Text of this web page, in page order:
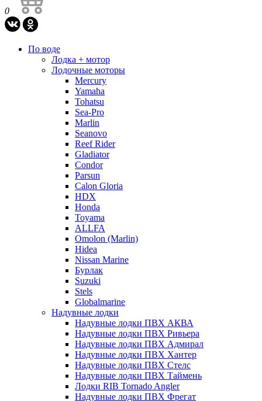
0
По воде
Лодка + мотор
Лодочные моторы
Mercury
Yamaha
Tohatsu
Sea-Pro
Marlin
Seanovo
Reef Rider
Gladiator
Condor
Parsun
Calon Gloria
HDX
Honda
Toyama
ALLFA
Omolon (Marlin)
Hidea
Nissan Marine
Бурлак
Suzuki
Stels
Globalmarine
Надувные лодки
Надувные лодки ПВХ АКВА
Надувные лодки ПВХ Ривьера
Надувные лодки ПВХ Адмирал
Надувные лодки ПВХ Хантер
Надувные лодки ПВХ Стелс
Надувные лодки ПВХ Таймень
Лодки RIB Tornado Angler
Надувные лодки ПВХ Фрегат